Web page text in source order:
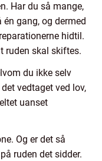
Har du så mange,
gang, og dermed
hidtil.
ruden skal skiftes.
du ikke selv
vedtaget ved lov,
uanset
Og er det så
ruden det sidder.